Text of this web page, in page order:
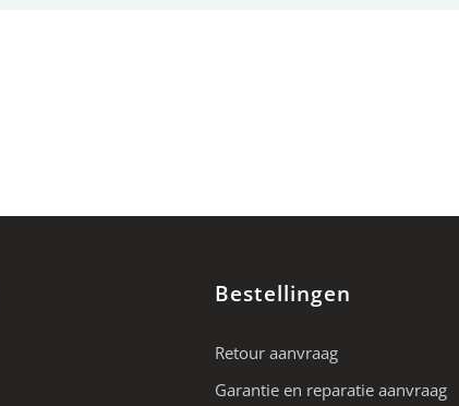
Bestellingen
Retour aanvraag
Garantie en reparatie aanvraag